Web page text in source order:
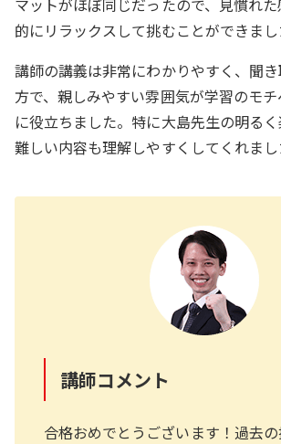
的にリラックスして挑むことができまし
講師の講義は非常にわかりやすく、聞
方で、親しみやすい雰囲気が学習のモ
に役立ちました。特に大島先生の明るく
難しい内容も理解しやすくしてくれまし
講師コメント
合格おめでとうございます！過去